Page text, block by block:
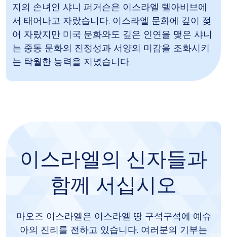
지의 손녀인 샤니 퍼거슨은 이스라엘 텔아비브에
서 태어나고 자랐습니다. 이스라엘 문화에 깊이 젖
어 자랐지만 미국 문화와도 깊은 인연을 맺은 샤니
는 중동 문화의 진정성과 서양의 미감을 조화시키
는 탁월한 능력을 지녔습니다.
이스라엘의 신자들과
함께 서십시오
마오즈 이스라엘은 이스라엘 땅 구석구석에 예슈
아의 진리를 전하고 있습니다. 여러분의 기부는